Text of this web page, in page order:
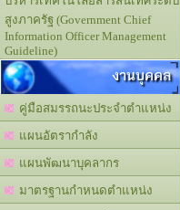
สูงภาครัฐ (Government Chief
Information Officer Management
Guideline)
งานบุคคล
คู่มือสมรรถนะประจำตำแหน่ง
แผนอัตรากำลัง
แผนพัฒนาบุคลากร
มาตรฐานกำหนดตำแหน่ง